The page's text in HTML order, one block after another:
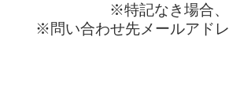
※特記なき場合
※問い合わせ先メールアド